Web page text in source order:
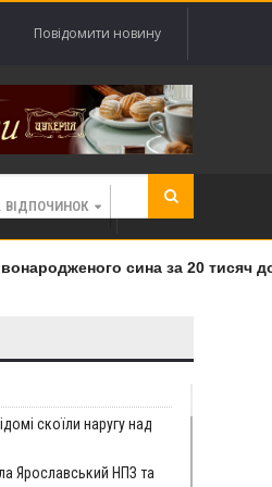
Повідомити новину
ВІДПОЧИНОК
сина за 20 тисяч
скоїли наругу над
Ярославський НПЗ та